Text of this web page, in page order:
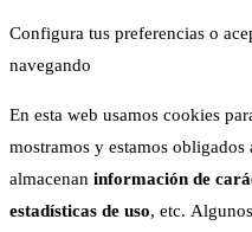
Configura tus preferencias o
navegando
En esta web usamos cookies
mostramos y estamos
almacenan información de
estadísticas de uso, etc.